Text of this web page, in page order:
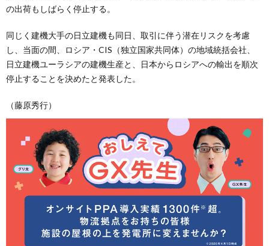
の出荷もしばらく停止する。
同じく建機大手の日立建機も同日、取引に伴う潜在リスクを考慮
し、当面の間、ロシア・CIS（独立国家共同体）の地域統括会社、
日立建機ユーラシアの建機生産と、日本からロシアへの輸出を順次
停止することを決めたと発表した。
（藤原秀行）